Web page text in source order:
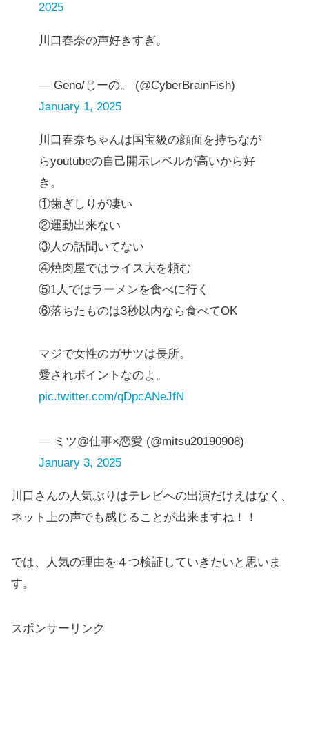
2025
川口春奈の声好きすぎ。
— Geno/じーの。 (@CyberBrainFish)
January 1, 2025
川口春奈ちゃんは国宝級の顔面を持ちなが
らyoutubeの自己開示レベルが高いから好
き。
①歯ぎしりが凄い
②運動出来ない
③人の話聞いてない
④焼肉屋ではライス大を頼む
⑤1人ではラーメンを食べに行く
⑥落ちたものは3秒以内なら食べてOK
マジで女性のガサツは長所。
愛されポイントなのよ。
pic.twitter.com/qDpcANeJfN
— ミツ@仕事×恋愛 (@mitsu20190908)
January 3, 2025
川口さんの人気ぶりはテレビへの出演だけえはなく、
ネット上の声でも感じることが出来ますね！！
では、人気の理由を４つ検証していきたいと思いま
す。
スポンサーリンク